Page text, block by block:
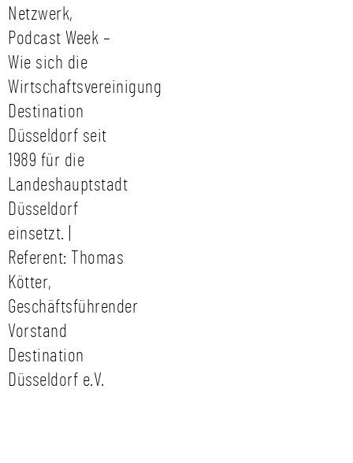
Netzwerk,
Podcast Week –
Wie sich die
Wirtschaftsvereinigung
Destination
Düsseldorf seit
1989 für die
Landeshauptstadt
Düsseldorf
einsetzt. |
Referent: Thomas
Kötter,
Geschäftsführender
Vorstand
Destination
Düsseldorf e.V.